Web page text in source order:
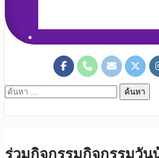
ค้นหา
ร่วมกิจกรรมกิจกรรมวัน